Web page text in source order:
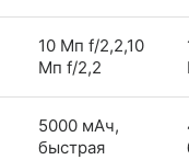
10 Мп f/2,2,10
Мп f/2,2
5000 мАч,
быстрая